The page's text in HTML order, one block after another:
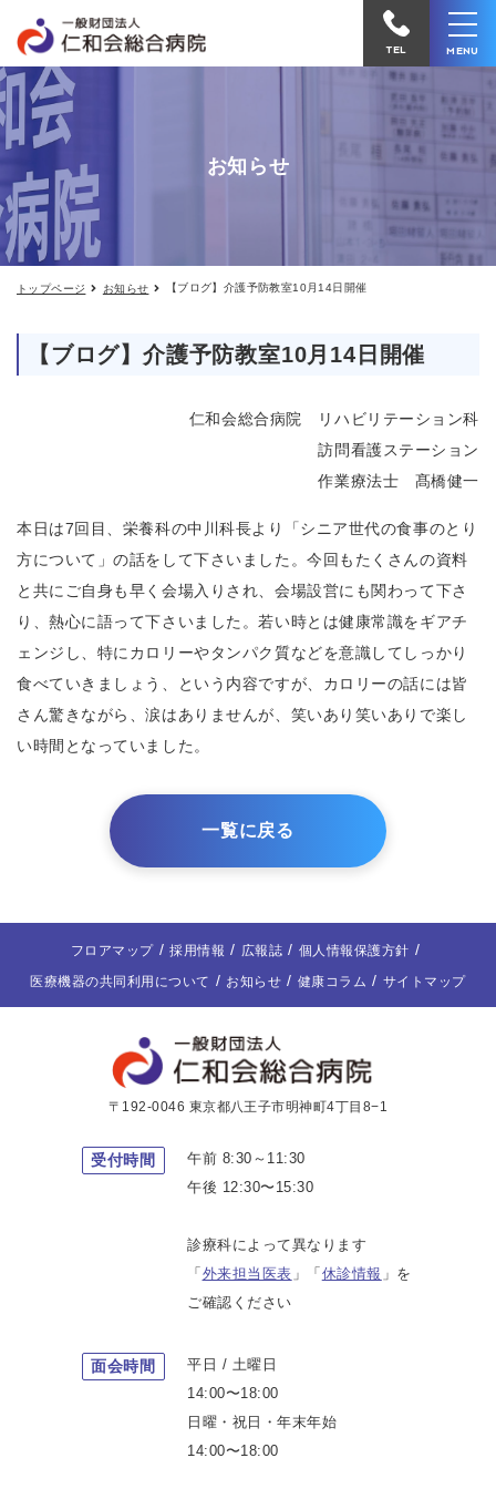
グ】
介
護
予
防
教
10
月
14
日
開
病
院
電
話
か
る
TEL MENU
お知らせ
トップページ お知らせ 【ブログ】介護予防教室10月14日開催
【ブログ】介護予防教室10月14日開催
仁和会総合病院 リハビリテーション科
訪問看護ステーション
作業療法士 髙橋健一
本日は7回目、栄養科の中川科長より「シニア世代の食事のとり
方について」の話をして下さいました。今回もたくさんの資料
と共にご自身も早く会場入りされ、会場設営にも関わって下さ
り、熱心に語って下さいました。若い時とは健康常識をギアチ
ェンジし、特にカロリーやタンパク質などを意識してしっかり
食べていきましょう、という内容ですが、カロリーの話には皆
さん驚きながら、涙はありませんが、笑いあり笑いありで楽し
い時間となっていました。
一覧に戻る
フロアマップ 採用情報 広報誌
個人情報保護方針
医療機器の共同利用について
お知らせ 健康コラム サイトマップ
〒192-0046 東京都八王子市明神町4丁目8−1
受付時間
午前 8:30～11:30
午後 12:30〜15:30
診療科によって異なります
「 外来担当医表 」「 休診情報 」を
ご確認ください
面会時間
平日 / 土曜日
14:00〜18:00
日曜・祝日・年末年始
14:00〜18:00